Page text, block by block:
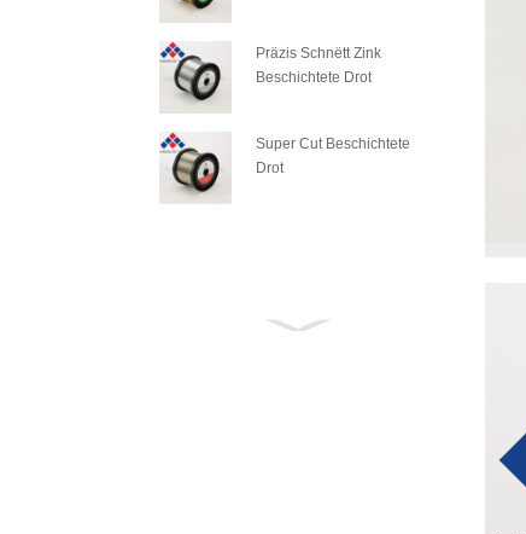
Präzis Schnëtt Zink
Beschichtete Drot
Super Cut Beschichtete
Drot